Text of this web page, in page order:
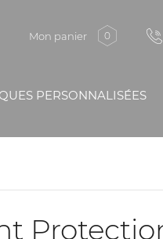
Mon panier 0
PERSONNALISÉES